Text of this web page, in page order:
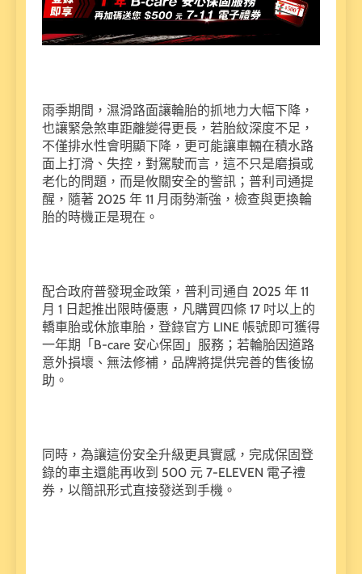
雨季期間，濕滑路面讓輪胎的抓地力大幅下降，
也讓緊急煞車距離變得更長，若胎紋深度不足，
不僅排水性會明顯下降，更可能讓車輛在積水路
面上打滑、失控，對駕駛而言，這不只是磨損或
老化的問題，而是攸關安全的警訊；普利司通提
醒，隨著 2025 年 11 月雨勢漸強，檢查與更換輪
胎的時機正是現在。
配合政府普發現金政策，普利司通自 2025 年 11
月 1 日起推出限時優惠，凡購買四條 17 吋以上的
轎車胎或休旅車胎，登錄官方 LINE 帳號即可獲得
一年期「B-care 安心保固」服務；若輪胎因道路
意外損壞、無法修補，品牌將提供完善的售後協
助。
同時，為讓這份安全升級更具實感，完成保固登
錄的車主還能再收到 500 元 7-ELEVEN 電子禮
券，以簡訊形式直接發送到手機。